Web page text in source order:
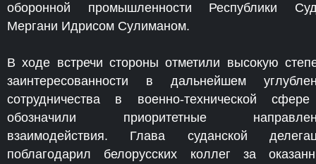
оборонной промышленности Республики
Мергани Идрисом Сулиманом.
В ходе встречи стороны отметили высокую
заинтересованности в дальнейшем
сотрудничества в военно-технической
обозначили приоритетные
взаимодействия. Глава суданской
поблагодарил белорусских коллег за